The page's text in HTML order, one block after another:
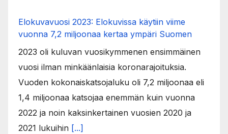
Elokuvavuosi 2023: Elokuvissa käytiin viime
vuonna 7,2 miljoonaa kertaa ympäri Suomen
2023 oli kuluvan vuosikymmenen ensimmäinen
vuosi ilman minkäänlaisia koronarajoituksia.
Vuoden kokonaiskatsojaluku oli 7,2 miljoonaa eli
1,4 miljoonaa katsojaa enemmän kuin vuonna
2022 ja noin kaksinkertainen vuosien 2020 ja
2021 lukuihin [...]